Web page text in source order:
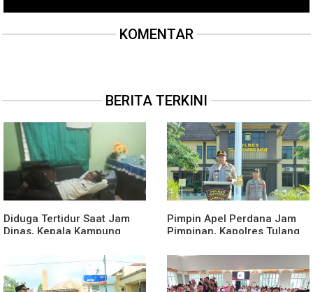
KOMENTAR
BERITA TERKINI
Diduga Tertidur Saat Jam
Dinas, Kepala Kampung
Pimpin Apel Perdana Jam
Pimpinan, Kapolres Tulang
dan Penekanan Pada
Personil